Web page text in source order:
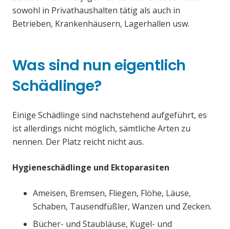
sowohl in Privathaushalten tätig als auch in
Betrieben, Krankenhäusern, Lagerhallen usw.
Was sind nun eigentlich
Schädlinge?
Einige Schädlinge sind nachstehend aufgeführt, es
ist allerdings nicht möglich, sämtliche Arten zu
nennen. Der Platz reicht nicht aus.
Hygieneschädlinge und Ektoparasiten
Ameisen, Bremsen, Fliegen, Flöhe, Läuse,
Schaben, Tausendfüßler, Wanzen und Zecken.
Bücher- und Staubläuse, Kugel- und